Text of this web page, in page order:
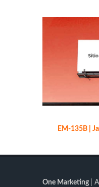
EM-135B |
One Marketing
|